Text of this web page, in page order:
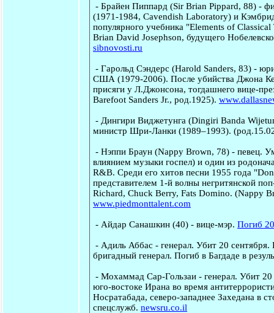
-Брайен Пиппард (Sir Brian Pippard, 88) -
(1971-1984, Cavendish Laboratory) и
популярного учебника "Elements of
Brian David Josephson, будущего
sibnovosti.ru
-Гарольд Сэндерс (Harold Sanders, 83) -
США (1979-2006). После убийства Джона
присяги у Л.Джонсона, тогдашнего вице-
Barefoot Sanders Jr., род.1925).
- Дингири Виджетунга (Dingiri Banda
министр Шри-Ланки (1989–1993).
-Нэппи Браун (Nappy Brown, 78) - певец.
влиянием музыки госпел) и один из
R&B. Среди его хитов песни 1955 года
представителем 1-й волны негритянской
Richard, Chuck Berry, Fats Domino. (Nappy
www.piedmonttalent.com
- Айдар Санашкин (40) - вице-мэр.Погиб
- Адиль Аббас - генерал. Убит 20 сентября.
бригадный генерал. Погиб в Багдаде в
-Мохаммад Сар-Гользаи - генерал. Убит
юго-востоке Ирана во время
Носратабада, северо-западнее Захедана в
спецслужб.newsru.co.il